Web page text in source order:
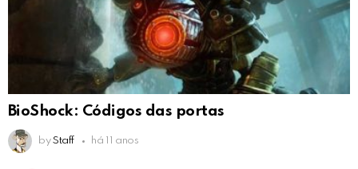
BioShock: Códigos das portas
by Staff há 11 anos